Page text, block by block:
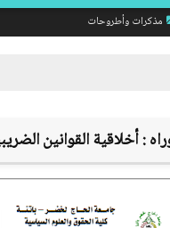
مذكرات وأطروحات
:أخلاقية القوانين